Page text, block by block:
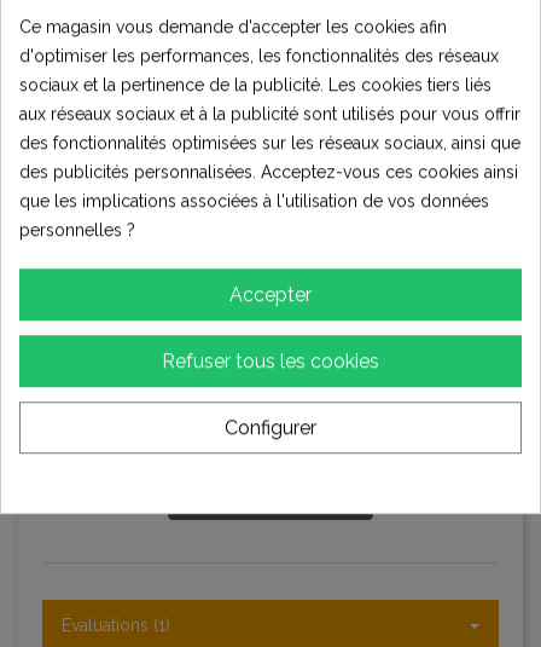
5.0
1 Évaluation
★★★★★ Excellent
0
0
★☆☆☆☆ Terrible
Évaluations (1)
Ce magasin vous demande d'accepter les cookies afin
d'optimiser les performances, les fonctionnalités des réseaux
sociaux et la pertinence de la publicité. Les cookies tiers liés
aux réseaux sociaux et à la publicité sont utilisés pour vous offrir
des fonctionnalités optimisées sur les réseaux sociaux, ainsi que
des publicités personnalisées. Acceptez-vous ces cookies ainsi
que les implications associées à l'utilisation de vos données
personnelles ?
Accepter
Refuser tous les cookies
Configurer